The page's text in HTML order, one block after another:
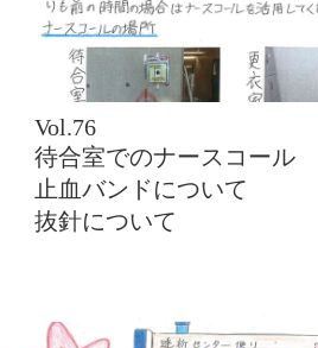
Vol.76
待合室でのナースコール
止血バンドについて
抜針について